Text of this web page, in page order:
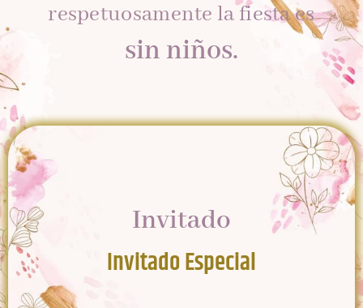
respetuosamente la fiesta es
sin niños.
Invitado
Invitado Especial